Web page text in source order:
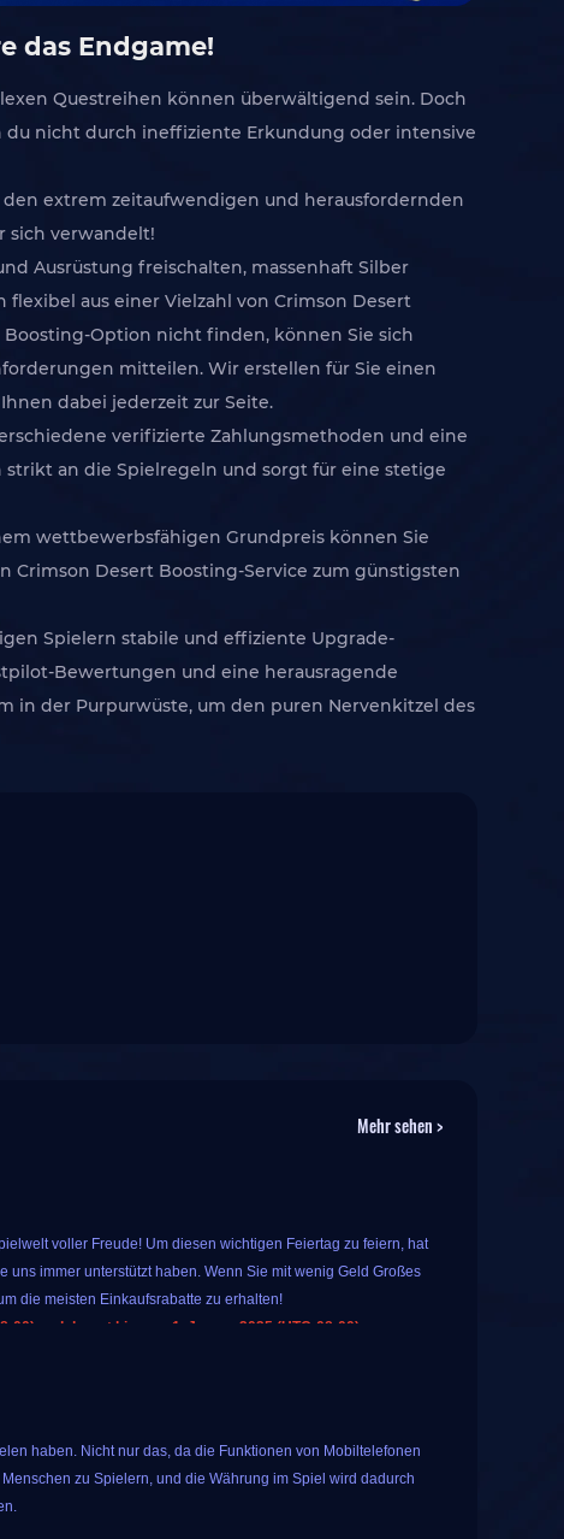
das Endgame!
Questreihen können überwältigend sein. Doch
du nicht durch ineffiziente Erkundung oder intensive
extrem zeitaufwendigen und herausfordernden
sich verwandelt!
Ausrüstung freischalten, massenhaft Silber
aus einer Vielzahl von Crimson Desert
Option nicht finden, können Sie sich
mitteilen. Wir erstellen für Sie einen
dabei jederzeit zur Seite.
verifizierte Zahlungsmethoden und eine
strikt an die Spielregeln und sorgt für eine stetige
wettbewerbsfähigen Grundpreis können Sie
Crimson Desert Boosting-Service zum günstigsten
Spielern stabile und effiziente Upgrade-
Bewertungen und eine herausragende
in der Purpurwüste, um den puren Nervenkitzel des
Mehr sehen >
voller Freude! Um diesen wichtigen Feiertag zu feiern, hat
uns immer unterstützt haben. Wenn Sie mit wenig Geld Großes
die meisten Einkaufsrabatte zu erhalten!
und dauert bis zum 1. Januar 2025 (UTC-08:00).
warum nicht?
haben. Nicht nur das, da die Funktionen von Mobiltelefonen
zu Spielern, und die Währung im Spiel wird dadurch